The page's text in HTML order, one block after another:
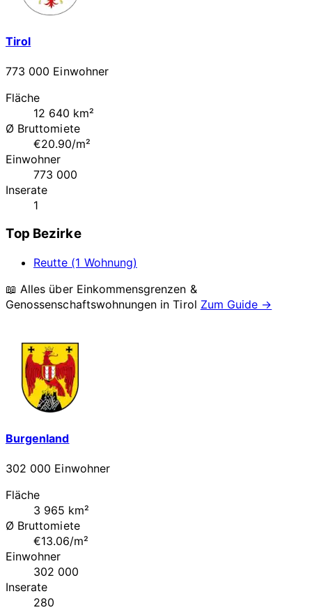
Tirol
773 000 Einwohner
Fläche
12 640 km²
Ø Bruttomiete
€20.90/m²
Einwohner
773 000
Inserate
1
Top Bezirke
Reutte (1 Wohnung)
📖 Alles über Einkommensgrenzen &
Genossenschaftswohnungen inTirol Zum Guide →
Burgenland
302 000 Einwohner
Fläche
3 965 km²
Ø Bruttomiete
€13.06/m²
Einwohner
302 000
Inserate
280